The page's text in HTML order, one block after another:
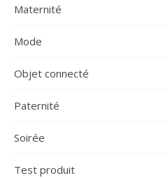
Maternité
Mode
Objet connecté
Paternité
Soirée
Test produit